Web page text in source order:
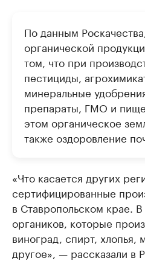
По данным
органической
том, что при
пестициды,
минеральные
препараты, ГМО и
этом органическое
также оздоровление
«Что касается других
сертифицированные
в Ставропольском крае.
органиков, которые
виноград, спирт, хлопья,
другое», — рассказали в